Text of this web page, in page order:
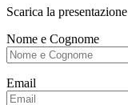
Scarica la presentazione
Nome e Cognome
Email